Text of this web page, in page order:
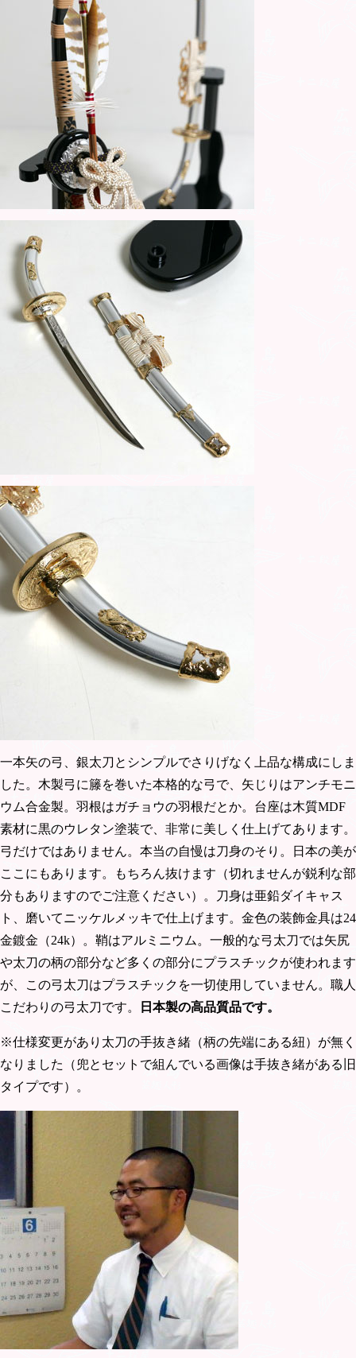
一本矢の弓、銀太刀とシンプルでさりげなく上品な構成にしま
した。木製弓に籐を巻いた本格的な弓で、矢じりはアンチモニ
ウム合金製。羽根はガチョウの羽根だとか。台座は木質MDF
素材に黒のウレタン塗装で、非常に美しく仕上げてあります。
弓だけではありません。本当の自慢は刀身のそり。日本の美が
ここにもあります。もちろん抜けます（切れませんが鋭利な部
分もありますのでご注意ください）。刀身は亜鉛ダイキャス
ト、磨いてニッケルメッキで仕上げます。金色の装飾金具は24
金鍍金（24k）。鞘はアルミニウム。一般的な弓太刀では矢尻
や太刀の柄の部分など多くの部分にプラスチックが使われます
が、この弓太刀はプラスチックを一切使用していません。職人
こだわりの弓太刀です。
日本製の高品質品です。
※仕様変更があり太刀の手抜き緒（柄の先端にある紐）が無く
なりました（兜とセットで組んでいる画像は手抜き緒がある旧
タイプです）。